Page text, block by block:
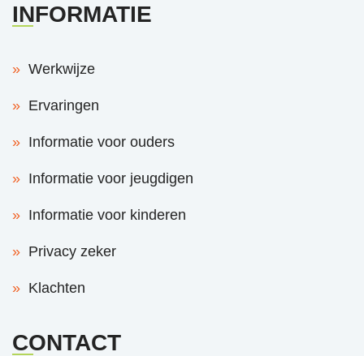
INFORMATIE
Werkwijze
Ervaringen
Informatie voor ouders
Informatie voor jeugdigen
Informatie voor kinderen
Privacy zeker
Klachten
CONTACT